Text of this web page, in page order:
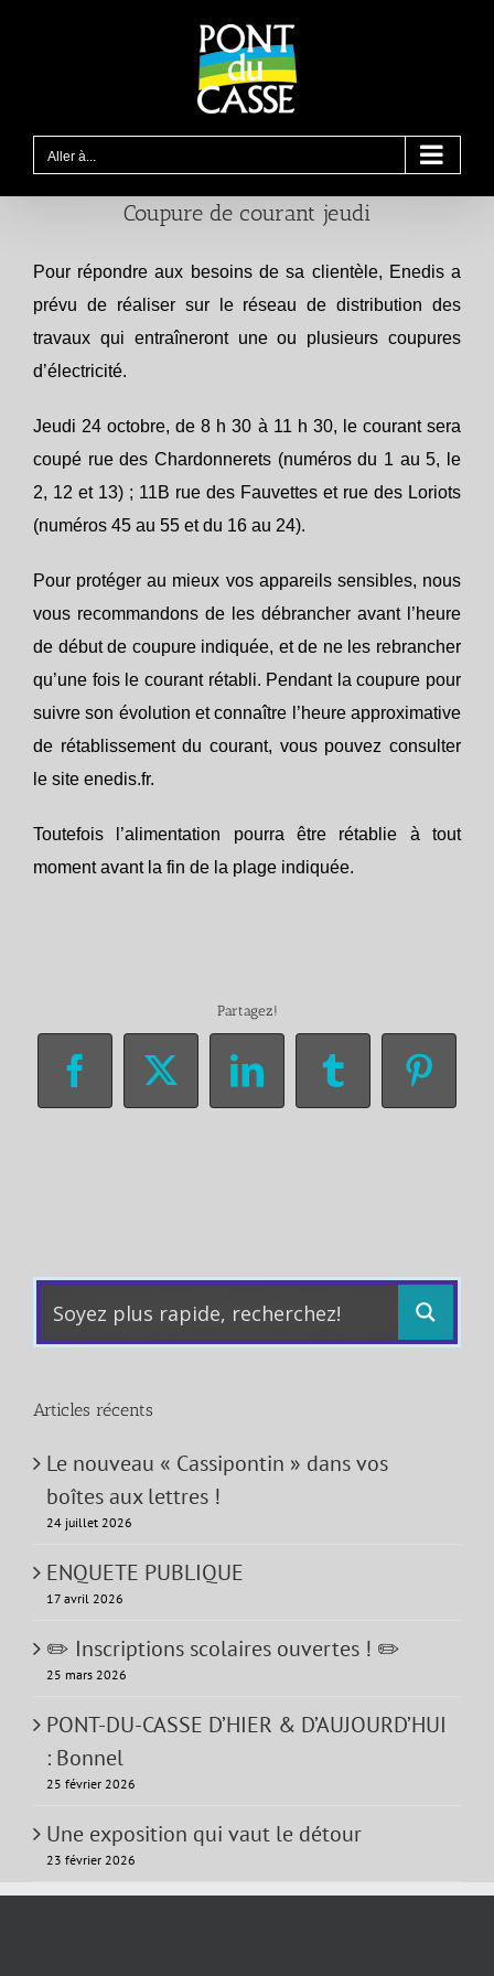
Aller à...
Coupure de courant jeudi
Pour répondre aux besoins de sa clientèle, Enedis a
prévu de réaliser sur le réseau de distribution des
travaux qui entraîneront une ou plusieurs coupures
d’électricité.
Jeudi 24 octobre, de 8 h 30 à 11 h 30, le courant sera
coupé rue des Chardonnerets (numéros du 1 au 5, le
2, 12 et 13) ; 11B rue des Fauvettes et rue des Loriots
(numéros 45 au 55 et du 16 au 24).
Pour protéger au mieux vos appareils sensibles, nous
vous recommandons de les débrancher avant l’heure
de début de coupure indiquée, et de ne les rebrancher
qu’une fois le courant rétabli. Pendant la coupure pour
suivre son évolution et connaître l’heure approximative
de rétablissement du courant, vous pouvez consulter
le site enedis.fr.
Toutefois l’alimentation pourra être rétablie à tout
moment avant la fin de la plage indiquée.
Partagez!
Facebook
X LinkedInTumblr
Articles récents
Le nouveau « Cassipontin » dans vos
boîtes aux lettres !
24 juillet 2026
ENQUETE PUBLIQUE
17 avril 2026
✏️ Inscriptions scolaires ouvertes ! ✏️
25 mars 2026
PONT-DU-CASSE D’HIER & D’AUJOURD’HUI
: Bonnel
25 février 2026
Une exposition qui vaut le détour
23 février 2026